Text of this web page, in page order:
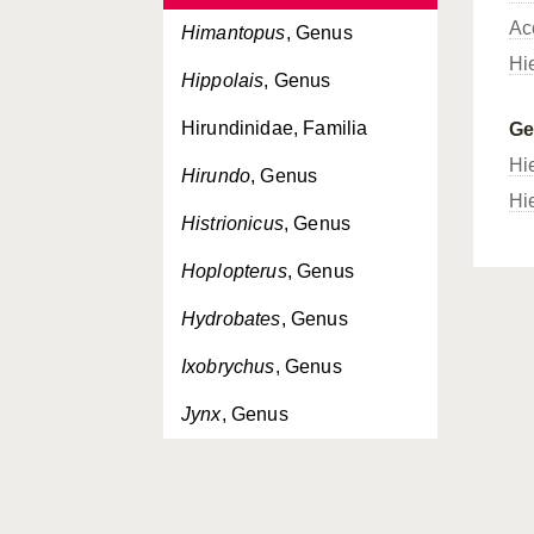
Himantopus, Genus
Hippolais, Genus
Hirundinidae, Familia
Hirundo, Genus
Histrionicus, Genus
Hoplopterus, Genus
Hydrobates, Genus
Ixobrychus, Genus
Jynx, Genus